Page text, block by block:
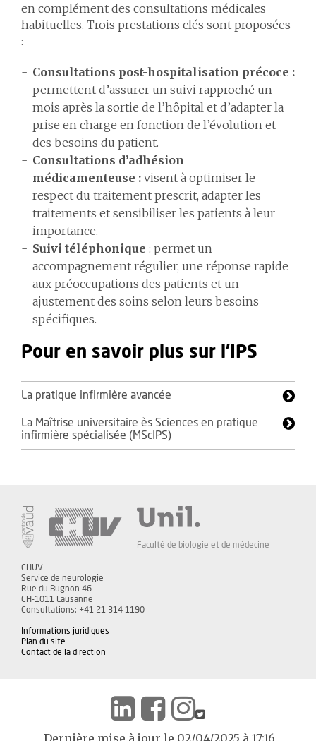
en complément des consultations médicales
habituelles. Trois prestations clés sont proposées
:
Consultations post-hospitalisation précoce :
permettent d’assurer un suivi rapproché un
mois après la sortie de l’hôpital et d’adapter la
prise en charge en fonction de l’évolution et
des besoins du patient.
Consultations d’adhésion
médicamenteuse : visent à optimiser le
respect du traitement prescrit, adapter les
traitements et sensibiliser les patients à leur
importance.
Suivi téléphonique : permet un
accompagnement régulier, une réponse rapide
aux préoccupations des patients et un
ajustement des soins selon leurs besoins
spécifiques.
Pour en savoir plus sur l'IPS
La pratique infirmière avancée
La Maîtrise universitaire ès Sciences en pratique
infirmière spécialisée (MScIPS)
Faculté de biologie et de médecine
CHUV
Service de neurologie
Rue du Bugnon 46
CH-1011 Lausanne
Consultations: +41 21 314 1190
Informations juridiques
Plan du site
Contact de la direction
Dernière mise à jour le 02/04/2025 à 17:16